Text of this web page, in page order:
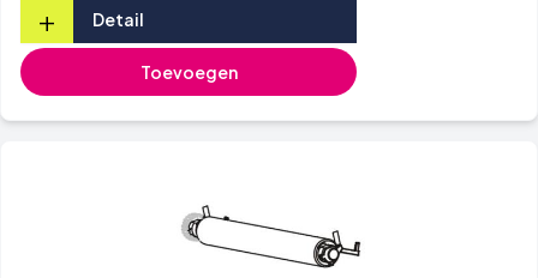
+ Detail
Toevoegen